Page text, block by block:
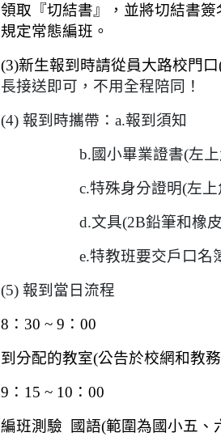
領取『切結書』，並將切結書
規定常態編班。
(3)新生報到時請從員大路校門
長接送即可，不用全程陪同！
(4) 報到時攜帶：a.報到須知
b.國小畢業證書(左
c.特殊身分證明(左
d.文具(2B鉛筆和橡
e.特教班要交戶口名
(5) 報到當日流程
8 ：30 ~ 9：00
到分配的教室(公告於校網和教
9 ：15 ~ 10：00
編班測驗 國語(範圍為國小五、